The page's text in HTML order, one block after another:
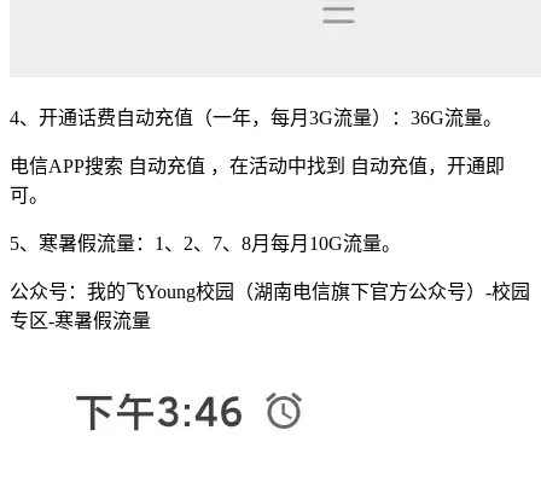
4、开通话费自动充值（一年，每月3G流量）：36G流量。
电信APP搜索 自动充值 ，在活动中找到 自动充值，开通即
可。
5、寒暑假流量：1、2、7、8月每月10G流量。
公众号：我的飞Young校园（湖南电信旗下官方公众号）-校园
专区-寒暑假流量